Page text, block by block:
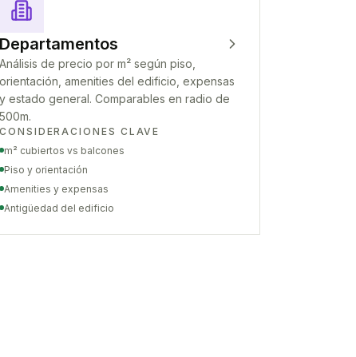
Departamentos
Análisis de precio por m² según piso,
orientación, amenities del edificio, expensas
y estado general. Comparables en radio de
500m.
CONSIDERACIONES CLAVE
m² cubiertos vs balcones
Piso y orientación
Amenities y expensas
Antigüedad del edificio